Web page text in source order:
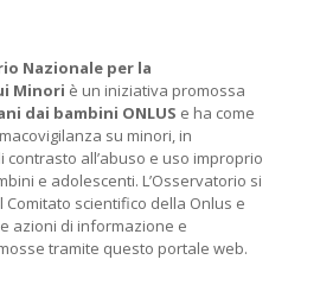
Nazionale per la
Minori è un iniziativa promossa
dai bambini ONLUS e ha come
su minori, in
all’abuso e uso improprio
e adolescenti. L’Osservatorio si
scientifico della Onlus e
azioni di informazione e
tramite questo portale web.